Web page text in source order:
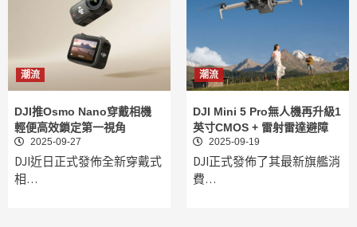
潮流
DJI推Osmo Nano穿戴相機
輕便高效鎖定第一視角
2025-09-27
DJI近日正式發佈全新穿戴式
相…
潮流
DJI Mini 5 Pro無人機再升級1
英寸CMOS + 雷射雷達避障
2025-09-19
DJI正式發佈了其最新旗艦消
費…